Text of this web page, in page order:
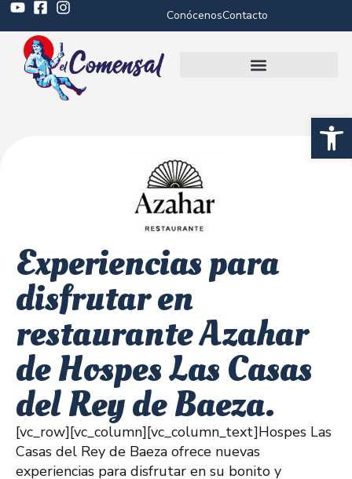
Abrir
ConócenosContacto
Experiencias para
disfrutar en
restaurante Azahar
de Hospes Las Casas
del Rey de Baeza.
[vc_row][vc_column][vc_column_text]Hospes Las
Casas del Rey de Baeza ofrece nuevas
experiencias para disfrutar en su bonito y